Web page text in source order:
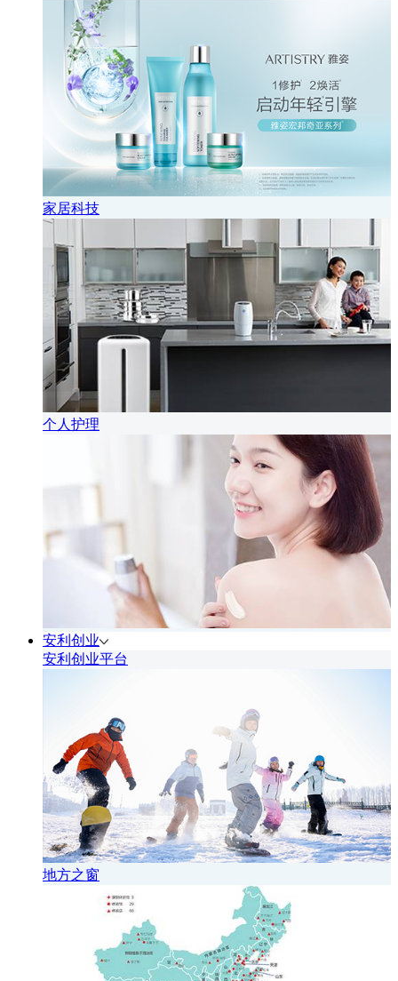
家居科技
个人护理
安利创业
安利创业平台
地方之窗